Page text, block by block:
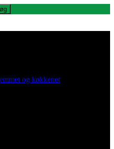
og køkkenet